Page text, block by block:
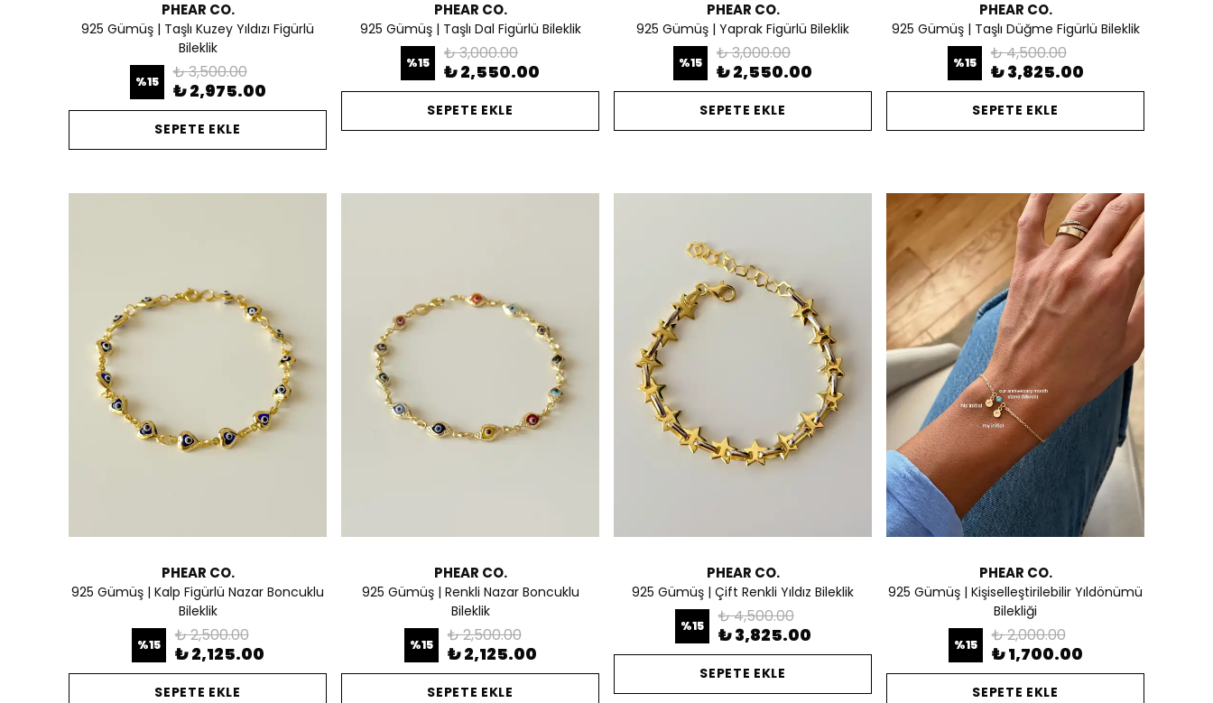
PHEAR CO.
925 Gümüş | Taşlı Kuzey Yıldızı Figürlü
Bileklik
%15 ₺ 3,500.00
₺ 2,975.00
SEPETE EKLE
PHEAR CO.
925 Gümüş | Taşlı Dal Figürlü Bileklik
%15 ₺ 3,000.00
₺ 2,550.00
SEPETE EKLE
PHEAR CO.
925 Gümüş | Yaprak Figürlü Bileklik
%15 ₺ 3,000.00
₺ 2,550.00
SEPETE EKLE
PHEAR CO.
925 Gümüş | Taşlı Düğme Figürlü Bileklik
%15 ₺ 4,500.00
₺ 3,825.00
SEPETE EKLE
PHEAR CO.
925 Gümüş | Kalp Figürlü Nazar Boncuklu
Bileklik
%15 ₺ 2,500.00
₺ 2,125.00
SEPETE EKLE
PHEAR CO.
925 Gümüş | Renkli Nazar Boncuklu
Bileklik
%15 ₺ 2,500.00
₺ 2,125.00
SEPETE EKLE
PHEAR CO.
925 Gümüş | Çift Renkli Yıldız Bileklik
%15 ₺ 4,500.00
₺ 3,825.00
SEPETE EKLE
PHEAR CO.
925 Gümüş | Kişiselleştirilebilir Yıldönümü
Bilekliği
%15 ₺ 2,000.00
₺ 1,700.00
SEPETE EKLE